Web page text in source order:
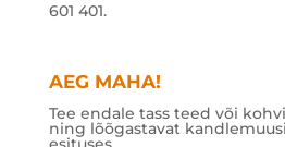
601 401.
AEG MAHA!
Tee endale tass teed või
ning lõõgastavat